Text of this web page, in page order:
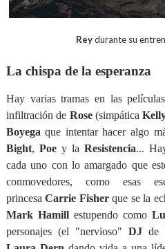
Reydurante su
La chispa de la esperanza
Hay varias tramas en las
infiltración de Rose(simpática
Boyegaque intentar hacer algo
Bight, Poey la Resistencia...
cada uno con lo amargado que
conmovedores, como esas
princesaCarrie Fisherque se la
Mark Hamillestupendo como
personajes (el "nervioso" DJde